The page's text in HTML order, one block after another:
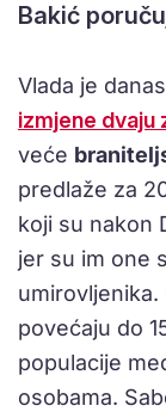
Bakić
Vlada je
izmjene dvaju
veće
predlaže za
koji su nakon
jer su im one
povećaju do
populacije
osobama.